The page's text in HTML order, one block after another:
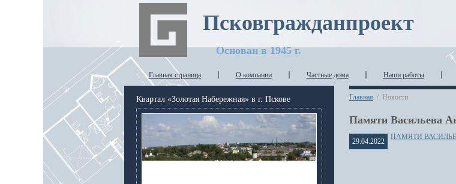
Псковгражданпроект
Основан в 1945 г.
Главная страница О компании Частные дома Наши работы
Квартал «Золотая Набережная» в г. Пскове Главная / Новости
Памяти Васильева
29.04.2022
ПАМЯТИ